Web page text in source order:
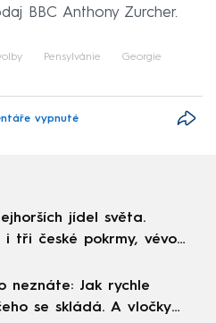
BBC Anthony Zurcher.
Pensylvánie Georgie
vypnuté
jídel světa.
i tři české pokrmy, vévodí
neznáte: Jak rychle
se skládá. A vločky